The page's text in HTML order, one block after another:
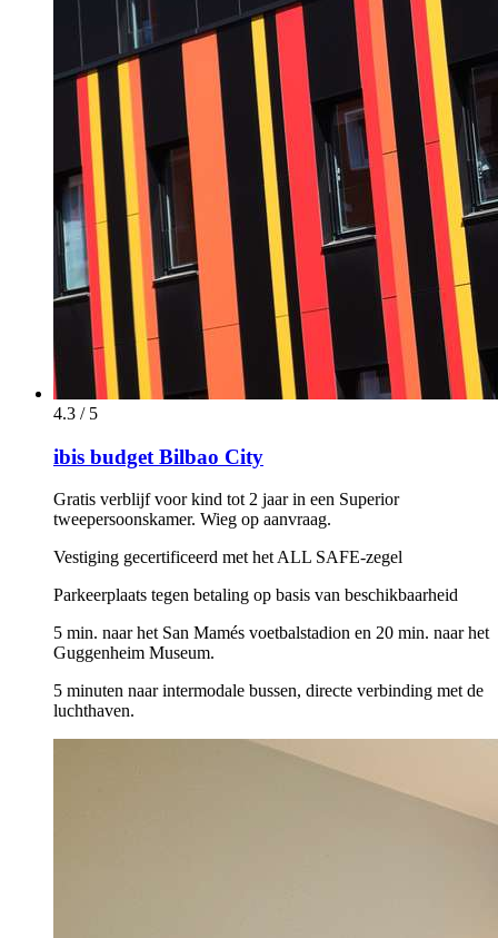
4.3 / 5
ibis budget Bilbao City
Gratis verblijf voor kind tot 2 jaar in een Superior
tweepersoonskamer. Wieg op aanvraag.
Vestiging gecertificeerd met het ALL SAFE-zegel
Parkeerplaats tegen betaling op basis van beschikbaarheid
5 min. naar het San Mamés voetbalstadion en 20 min. naar het
Guggenheim Museum.
5 minuten naar intermodale bussen, directe verbinding met de
luchthaven.